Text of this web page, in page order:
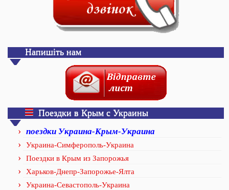
Напишіть нам
Поездки в Крым с Украины
поездки Украина-Крым-Украина
Украина-Симферополь-Украина
Поездки в Крым из Запорожья
Харьков-Днепр-Запорожье-Ялта
Украина-Севастополь-Украина